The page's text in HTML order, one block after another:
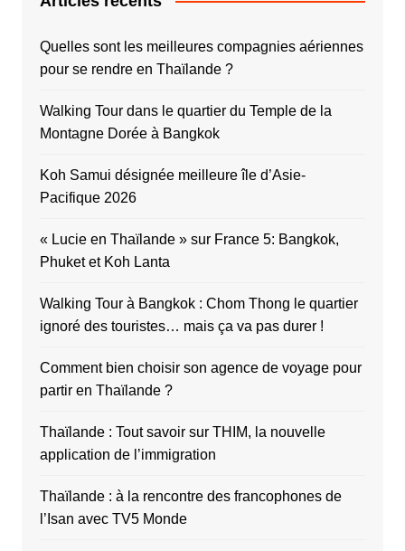
Quelles sont les meilleures compagnies aériennes
pour se rendre en Thaïlande ?
Walking Tour dans le quartier du Temple de la
Montagne Dorée à Bangkok
Koh Samui désignée meilleure île d’Asie-
Pacifique 2026
« Lucie en Thaïlande » sur France 5: Bangkok,
Phuket et Koh Lanta
Walking Tour à Bangkok : Chom Thong le quartier
ignoré des touristes… mais ça va pas durer !
Comment bien choisir son agence de voyage pour
partir en Thaïlande ?
Thaïlande : Tout savoir sur THIM, la nouvelle
application de l’immigration
Thaïlande : à la rencontre des francophones de
l’Isan avec TV5 Monde